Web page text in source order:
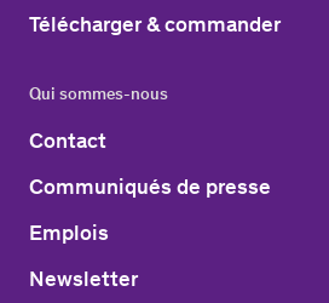
Télécharger & commander
Qui sommes-nous
Contact
Communiqués de presse
Emplois
Newsletter